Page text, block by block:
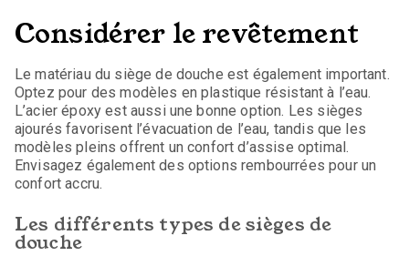
Considérer le revêtement
Le matériau du siège de douche est également important.
Optez pour des modèles en plastique résistant à l’eau.
L’acier époxy est aussi une bonne option. Les sièges
ajourés favorisent l’évacuation de l’eau, tandis que les
modèles pleins offrent un confort d’assise optimal.
Envisagez également des options rembourrées pour un
confort accru.
Les différents types de sièges de
douche